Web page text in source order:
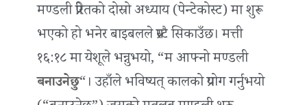
मण्डली प्रेरितको दोस्रो अध्याय (पेन्टेकोस्ट) मा शुरू
भएको हो भनेर बाइबलले प्रस्टै सिकाउँछ। मत्ती
१६:१८ मा येशूले भन्नुभयो, “म आफ्नो मण्डली
बनाउनेछु“। उहाँले भविष्यत् कालको प्रयोग गर्नुभयो